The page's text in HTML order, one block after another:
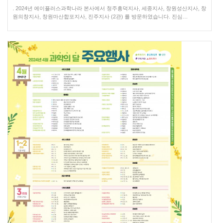
. 2024년 에이플러스과학나라 본사에서 청주흥덕지사, 세종지사, 창원성산지사, 창
원의창지사, 창원마산합포지사, 진주지사 (2관) 를 방문하였습니다. 진심…